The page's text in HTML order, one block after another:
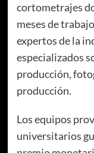
cortometrajes
meses de
expertos de la
especializados
producción,
producción.
Los equipos
universitarios